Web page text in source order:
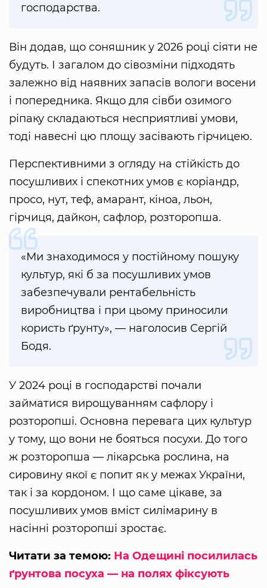
господарства.
Він додав, що соняшник у 2026 році сіяти не
будуть. І загалом до сівозміни підходять
залежно від наявних запасів вологи восени
і попередника. Якщо для сівби озимого
ріпаку складаються несприятливі умови,
тоді навесні цю площу засівають гірчицею.
Перспективними з огляду на стійкість до
посушливих і спекотних умов є коріандр,
просо, нут, теф, амарант, кіноа, льон,
гірчиця, дайкон, сафлор, розторопша.
«Ми знаходимося у постійному пошуку
культур, які б за посушливих умов
забезпечували рентабельність
виробництва і при цьому приносили
користь ґрунту», — наголосив Сергій
Бодя.
У 2024 році в господарстві почали
займатися вирощуванням сафлору і
розторопші. Основна перевага цих культур
у тому, що вони не бояться посухи. До того
ж розторопша — лікарська рослина, на
сировину якої є попит як у межах України,
так і за кордоном. І що саме цікаве, за
посушливих умов вміст силімарину в
насінні розторопші зростає.
Читати за темою: На Одещині посилилась
ґрунтова посуха — на полях фіксують